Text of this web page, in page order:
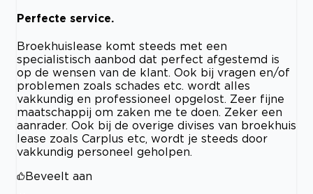
Perfecte service.
Broekhuislease komt steeds met een
specialistisch aanbod dat perfect afgestemd is
op de wensen van de klant. Ook bij vragen en/of
problemen zoals schades etc. wordt alles
vakkundig en professioneel opgelost. Zeer fijne
maatschappij om zaken me te doen. Zeker een
aanrader. Ook bij de overige divises van broekhuis
lease zoals Carplus etc, wordt je steeds door
vakkundig personeel geholpen.
Beveelt aan